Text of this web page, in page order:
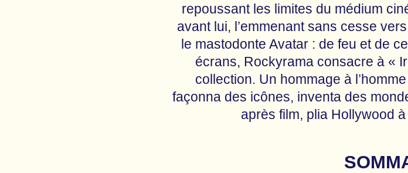
repoussant les limites du médium
avant lui, l’emmenant sans cesse
le mastodonte Avatar : de feu et de
écrans, Rockyrama consacre à «
collection. Un hommage à
façonna des icônes, inventa des
après film, plia Hollywood